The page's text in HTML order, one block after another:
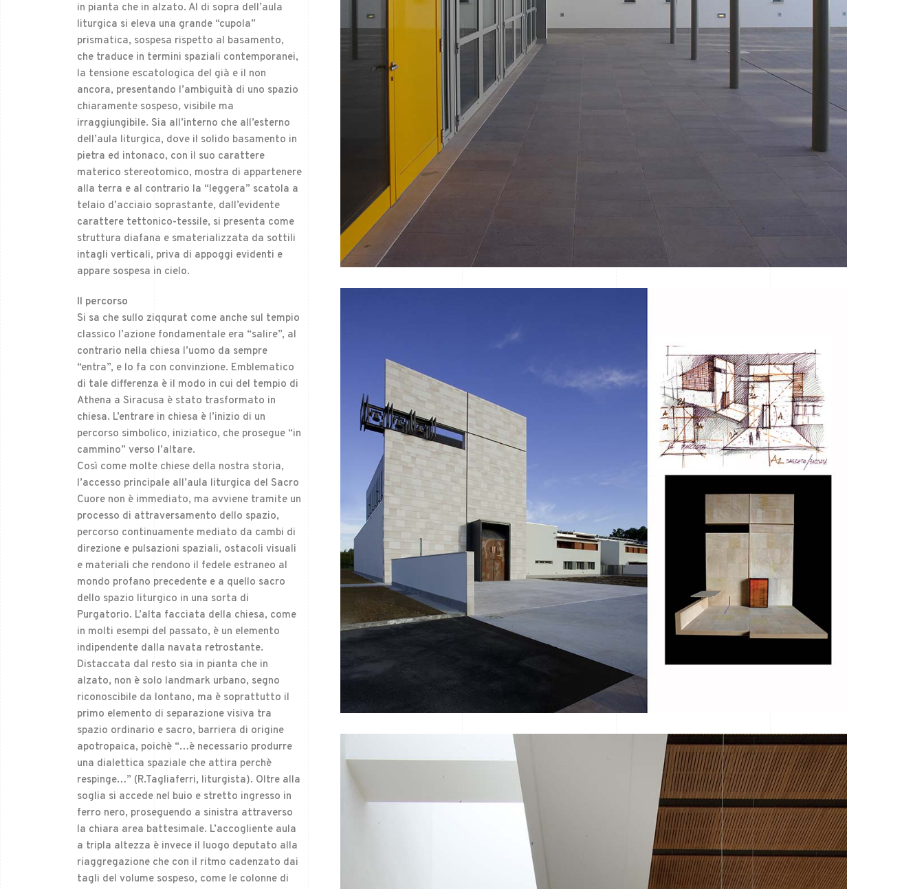
in pianta che in alzato. Al di sopra dell’aula
liturgica si eleva una grande “cupola”
prismatica, sospesa rispetto al basamento,
che traduce in termini spaziali contemporanei,
la tensione escatologica del già e il non
ancora, presentando l’ambiguità di uno spazio
chiaramente sospeso, visibile ma
irraggiungibile. Sia all’interno che all’esterno
dell’aula liturgica, dove il solido basamento in
pietra ed intonaco, con il suo carattere
materico stereotomico, mostra di appartenere
alla terra e al contrario la “leggera” scatola a
telaio d’acciaio soprastante, dall’evidente
carattere tettonico-tessile, si presenta come
struttura diafana e smaterializzata da sottili
intagli verticali, priva di appoggi evidenti e
appare sospesa in cielo.
Il percorso
Si sa che sullo ziqqurat come anche sul tempio
classico l’azione fondamentale era “salire”, al
contrario nella chiesa l’uomo da sempre
“entra”, e lo fa con convinzione. Emblematico
di tale differenza è il modo in cui del tempio di
Athena a Siracusa è stato trasformato in
chiesa. L’entrare in chiesa è l’inizio di un
percorso simbolico, iniziatico, che prosegue “in
cammino” verso l’altare.
Così come molte chiese della nostra storia,
l’accesso principale all’aula liturgica del Sacro
Cuore non è immediato, ma avviene tramite un
processo di attraversamento dello spazio,
percorso continuamente mediato da cambi di
direzione e pulsazioni spaziali, ostacoli visuali
e materiali che rendono il fedele estraneo al
mondo profano precedente e a quello sacro
dello spazio liturgico in una sorta di
Purgatorio. L’alta facciata della chiesa, come
in molti esempi del passato, è un elemento
indipendente dalla navata retrostante.
Distaccata dal resto sia in pianta che in
alzato, non è solo landmark urbano, segno
riconoscibile da lontano, ma è soprattutto il
primo elemento di separazione visiva tra
spazio ordinario e sacro, barriera di origine
apotropaica, poichè “…è necessario produrre
una dialettica spaziale che attira perchè
respinge…” (R.Tagliaferri, liturgista). Oltre alla
soglia si accede nel buio e stretto ingresso in
ferro nero, proseguendo a sinistra attraverso
la chiara area battesimale. L’accogliente aula
a tripla altezza è invece il luogo deputato alla
riaggregazione che con il ritmo cadenzato dai
tagli del volume sospeso, come le colonne di